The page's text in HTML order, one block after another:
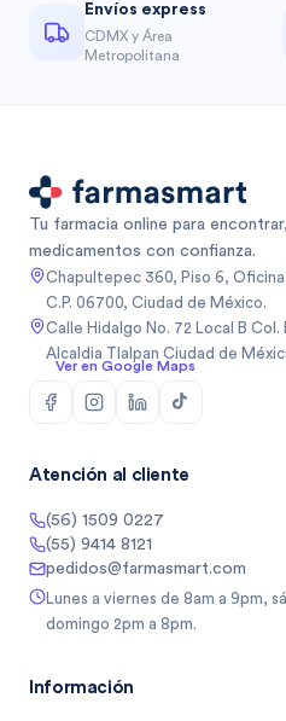
Envíos express
CDMX y Área
Metropolitana
Tu farmacia online para
medicamentos con confianza.
Chapultepec 360, Piso 6,
C.P. 06700, Ciudad de México.
Calle Hidalgo No. 72 Local B
Alcaldia Tlalpan Ciudad de
Ver en Google Maps
Atención al cliente
(56) 1509 0227
(55) 9414 8121
pedidos@farmasmart.com
Lunes a viernes de 8am a 9pm,
domingo 2pm a 8pm.
Información